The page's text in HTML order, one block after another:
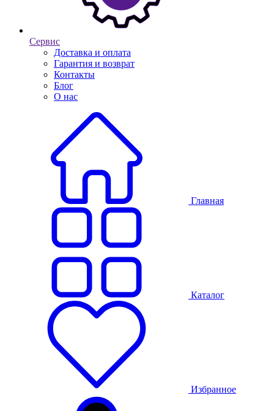
Сервис
Доставка и оплата
Гарантия и возврат
Контакты
Блог
О нас
Главная
Каталог
Избранное